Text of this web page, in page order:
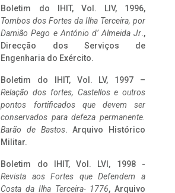
Boletim do IHIT, Vol. LIV, 1996,
Tombos dos Fortes da Ilha Terceira, por
Damião Pego e António d’ Almeida Jr.,
Direcção dos Serviços de
Engenharia do Exército.
Boletim do IHIT, Vol. LV, 1997 –
Relação dos fortes, Castellos e outros
pontos fortificados que devem ser
conservados para defeza permanente.
Barão de Bastos. Arquivo Histórico
Militar.
Boletim do IHIT, Vol. LVI, 1998 -
Revista aos Fortes que Defendem a
Costa da Ilha Terceira- 1776, Arquivo